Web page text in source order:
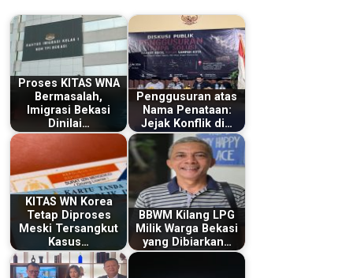
Proses KITAS WNA
Bermasalah,
Imigrasi Bekasi
Dinilai…
Penggusuran atas
Nama Penataan:
Jejak Konflik di…
KITAS WN Korea
Tetap Diproses
Meski Tersangkut
Kasus…
BBWM Kilang LPG
Milik Warga Bekasi
yang Dibiarkan…